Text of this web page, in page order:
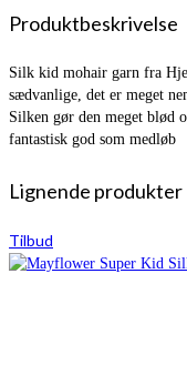
Produktbeskrivelse
Silk kid mohair garn fra
sædvanlige, det er meget
Silken gør den meget blød
fantastisk god som medløb
Lignende produkter
Tilbud